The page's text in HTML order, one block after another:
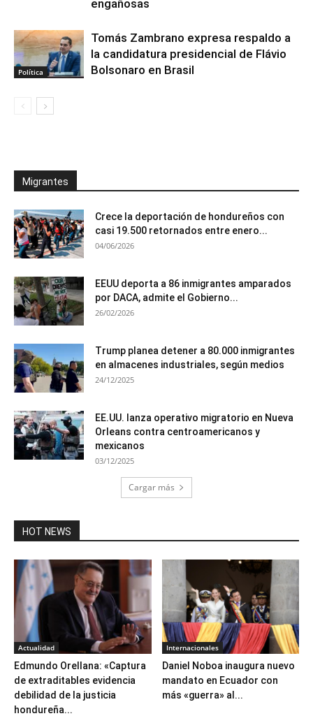
engañosas
Política
Tomás Zambrano expresa respaldo a
la candidatura presidencial de Flávio
Bolsonaro en Brasil
Migrantes
Crece la deportación de hondureños con
casi 19.500 retornados entre enero...
04/06/2026
EEUU deporta a 86 inmigrantes amparados
por DACA, admite el Gobierno...
26/02/2026
Trump planea detener a 80.000 inmigrantes
en almacenes industriales, según medios
24/12/2025
EE.UU. lanza operativo migratorio en Nueva
Orleans contra centroamericanos y
mexicanos
03/12/2025
Cargar más
HOT NEWS
Actualidad
Edmundo Orellana: «Captura
de extraditables evidencia
debilidad de la justicia
hondureña...
Internacionales
Daniel Noboa inaugura nuevo
mandato en Ecuador con
más «guerra» al...